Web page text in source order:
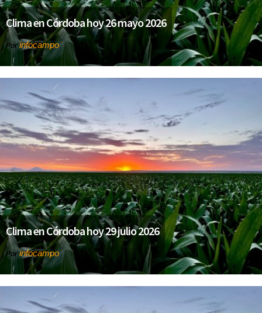
Clima en Córdoba hoy 26 mayo 2026
Por infocampo
Clima en Córdoba hoy 29 julio 2026
Por infocampo